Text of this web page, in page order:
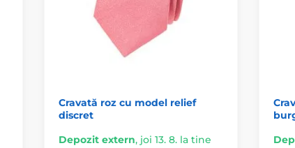
Cravată roz cu model relief
discret
Depozit extern, joi 13. 8. la tine